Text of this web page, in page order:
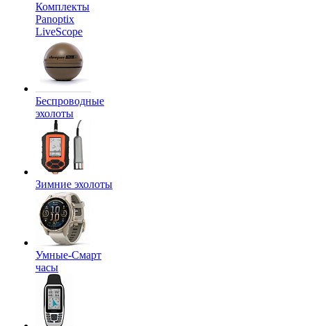
Комплекты
Panoptix
LiveScope
Беспроводные
эхолоты
Зимние эхолоты
Умные-Смарт
часы